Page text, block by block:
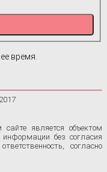
время.
является объектом
без согласия
согласно